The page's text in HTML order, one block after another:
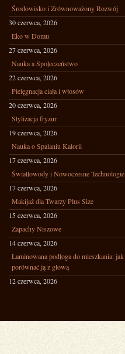
Środowisko i Zrównoważony Rozwój
30 czerwca, 2026
Eko w Domu
27 czerwca, 2026
Nauka a Społeczeństwo
22 czerwca, 2026
Pielęgnacja ciała i włosów
20 czerwca, 2026
Stylizacja fryzur
19 czerwca, 2026
Nauka o Spalaniu Kalorii
17 czerwca, 2026
Światłowody i Nowoczesne Technologie
17 czerwca, 2026
Makijaż dla Twarzy Plus Size
15 czerwca, 2026
Zapachy Niszowe
14 czerwca, 2026
Laminowana podłoga do mieszkania: jak
porównać ją z głową
12 czerwca, 2026